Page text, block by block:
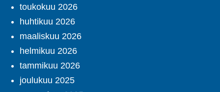
toukokuu 2026
huhtikuu 2026
maaliskuu 2026
helmikuu 2026
tammikuu 2026
joulukuu 2025